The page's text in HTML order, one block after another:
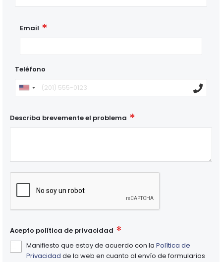
Email
Teléfono
Describa brevemente el problema
Acepto política de privacidad
Manifiesto que estoy de acuerdo con la Política de
Privacidad de la web en cuanto al envío de formularios